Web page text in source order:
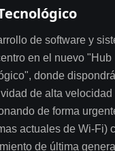
de software y
en el nuevo "Hub
donde
de alta velocidad
de forma
actuales de Wi-Fi)
de última